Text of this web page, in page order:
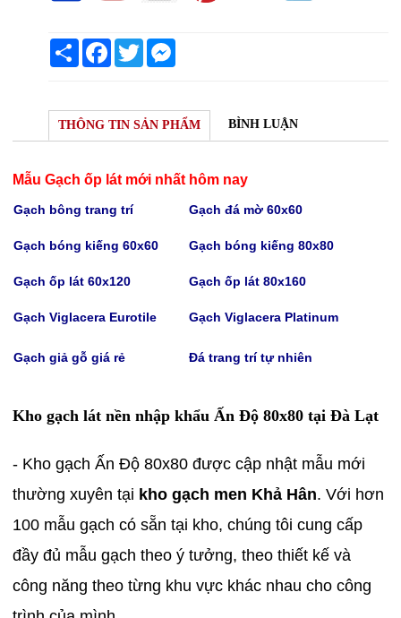
Share Facebook
Twitter
THÔNG TIN SẢN PHẨM BÌNH LUẬN
Mẫu Gạch ốp lát mới nhất hôm nay
Gạch bông trang trí Gạchđá mờ 60x60
Gạch bóng kiếng 60x60 Gạch bóng kiếng80x80
Gạchốp lát 60x120 Gạchốp lát 80x160
Gạch Viglacera Eurotile Gạch Viglacera Platinum
Gạch giả gỗ giá rẻ Đá trang trí tự nhiên
Kho gạch lát nền nhập khẩu Ấn Độ 80x80 tại Đà Lạt
- Kho gạch Ấn Độ 80x80 được cập nhật mẫu mới
thường xuyên tại kho gạch men Khả Hân. Với hơn
100 mẫu gạch có sẵn tại kho, chúng tôi cung cấp
đầy đủ mẫu gạch theo ý tưởng, theo thiết kế và
công năng theo từng khu vực khác nhau cho công